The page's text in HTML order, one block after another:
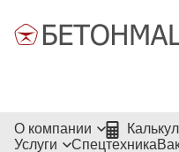
О компании
Услуги
Спецтехника